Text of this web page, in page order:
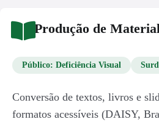
Produção de
Público: Deficiência Visual
Conversão de textos, livros e
formatos acessíveis (DAISY,